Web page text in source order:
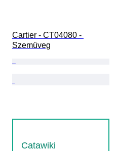
Cartier - CT04080 -
Szemüveg
Catawiki